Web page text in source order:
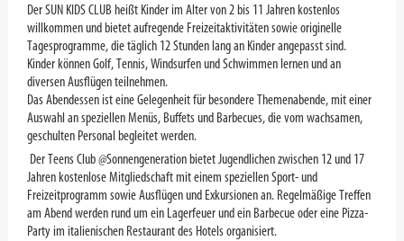
Der SUN KIDS CLUB heißt Kinder im Alter von 2 bis 11 Jahren kostenlos
willkommen und bietet aufregende Freizeitaktivitäten sowie originelle
Tagesprogramme, die täglich 12 Stunden lang an Kinder angepasst sind.
Kinder können Golf, Tennis, Windsurfen und Schwimmen lernen und an
diversen Ausflügen teilnehmen.
Das Abendessen ist eine Gelegenheit für besondere Themenabende, mit einer
Auswahl an speziellen Menüs, Buffets und Barbecues, die vom wachsamen,
geschulten Personal begleitet werden.
Der Teens Club @Sonnengeneration bietet Jugendlichen zwischen 12 und 17
Jahren kostenlose Mitgliedschaft mit einem speziellen Sport- und
Freizeitprogramm sowie Ausflügen und Exkursionen an. Regelmäßige Treffen
am Abend werden rund um ein Lagerfeuer und ein Barbecue oder eine Pizza-
Party im italienischen Restaurant des Hotels organisiert.